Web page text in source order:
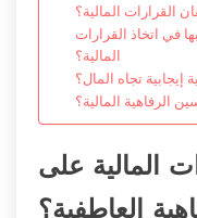
القرارات المالية؟
في اتخاذ القرارات
المالية؟
تجاه المال؟
الرفاهية المالية؟
المالية على
العاطفية؟